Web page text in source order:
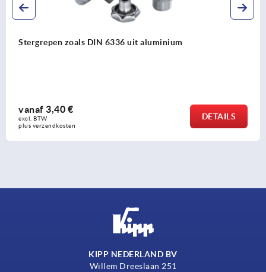
Stergrepen zoals DIN 6336 uit aluminium
vanaf 3,40 €
excl. BTW
plus verzendkosten
DETAILS
KIPP NEDERLAND BV
Willem Dreeslaan 251